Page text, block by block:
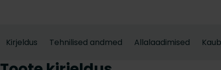
Kirjeldus Tehnilised andmed Allalaadimised